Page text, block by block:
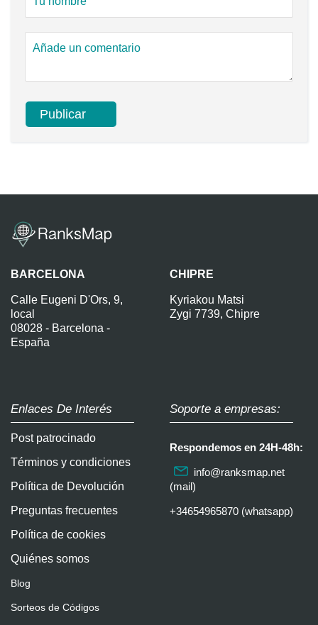
BARCELONA
Calle Eugeni D'Ors, 9,
local
08028 - Barcelona -
España
CHIPRE
Kyriakou Matsi
Zygi 7739, Chipre
Enlaces De Interés
Post patrocinado
Términos y condiciones
Política de Devolución
Preguntas frecuentes
Política de cookies
Quiénes somos
Blog
Sorteos de Códigos
Soporte a empresas:
Respondemos en 24H-48h:
info@ranksmap.net
(mail)
+34654965870 (whatsapp)